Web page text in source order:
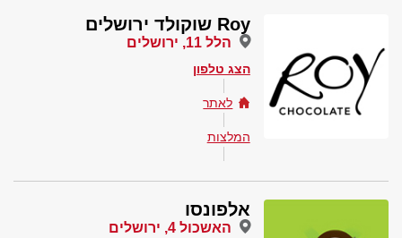
Roy שוקולד ירושלים
הלל 11, ירושלים
הצג טלפון
לאתר
המלצות
אלפונסו
האשכול 4, ירושלים